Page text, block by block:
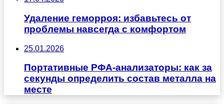
Удаление геморроя: избавьтесь от
проблемы навсегда с комфортом
25.01.2026
Портативные РФА-анализаторы: как за
секунды определить состав металла на
месте